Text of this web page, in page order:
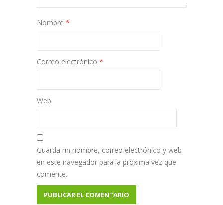
Nombre *
Correo electrónico *
Web
Guarda mi nombre, correo electrónico y web
en este navegador para la próxima vez que
comente.